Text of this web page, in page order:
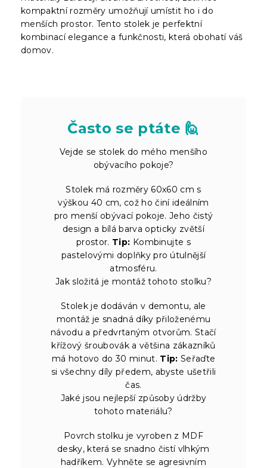
kompaktní rozměry umožňují umístit ho i do
menších prostor. Tento stolek je perfektní
kombinací elegance a funkčnosti, která obohatí váš
domov.
Často se ptáte 🙋
Vejde se stolek do mého menšího
obývacího pokoje?
Stolek má rozměry 60x60 cm s
výškou 40 cm, což ho činí ideálním
pro menší obývací pokoje. Jeho čistý
design a bílá barva opticky zvětší
prostor. Tip: Kombinujte s
pastelovými doplňky pro útulnější
atmosféru.
Jak složitá je montáž tohoto stolku?
Stolek je dodáván v demontu, ale
montáž je snadná díky přiloženému
návodu a předvrtaným otvorům. Stačí
křížový šroubovák a většina zákazníků
má hotovo do 30 minut. Tip: Seřaďte
si všechny díly předem, abyste ušetřili
čas.
Jaké jsou nejlepší způsoby údržby
tohoto materiálu?
Povrch stolku je vyroben z MDF
desky, která se snadno čistí vlhkým
hadříkem. Vyhněte se agresivním